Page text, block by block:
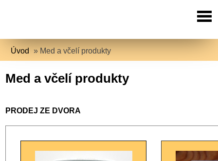
Úvod » Med a včelí produkty
Med a včelí produkty
PRODEJ ZE DVORA